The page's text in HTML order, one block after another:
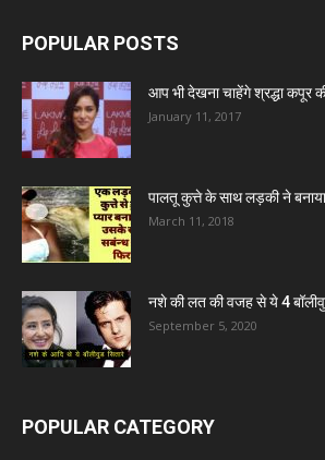
POPULAR POSTS
आप भी देखना चाहेंगे श्रद्धा कपूर
January 11, 2017
पालतू कुत्ते के साथ लड़की ने
March 11, 2018
नशे की लत की वजह से ये 4
September 5, 2020
POPULAR CATEGORY